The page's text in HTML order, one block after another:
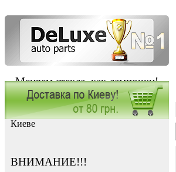
Меняем стекла, как лампочки!
Заказать установку автостекла в
Киеве
ВНИМАНИЕ!!!